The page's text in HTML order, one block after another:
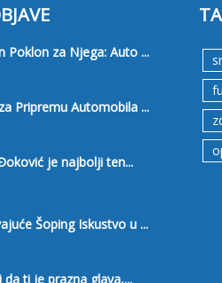
Poklon za Njega: Auto ...
Pripremu Automobila ...
je najbolji ten...
Šoping Iskustvo u ...
da ti je prazna glava,...